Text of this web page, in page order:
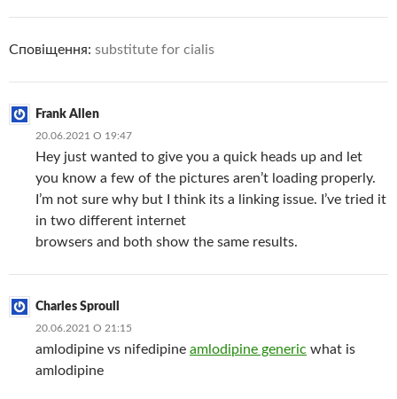
Сповіщення: substitute for cialis
Frank Allen
20.06.2021 О 19:47
Hey just wanted to give you a quick heads up and let
you know a few of the pictures aren’t loading properly.
I’m not sure why but I think its a linking issue. I’ve tried it
in two different internet
browsers and both show the same results.
Charles Sproull
20.06.2021 О 21:15
amlodipine vs nifedipine amlodipine generic what is
amlodipine